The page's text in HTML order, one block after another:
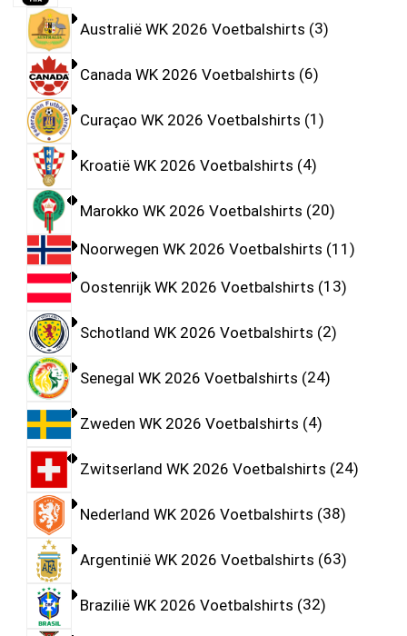
Australië WK 2026 Voetbalshirts 3
Canada WK 2026 Voetbalshirts 6
Curaçao WK 2026 Voetbalshirts 1
Kroatië WK 2026 Voetbalshirts 4
Marokko WK 2026 Voetbalshirts 20
Noorwegen WK 2026 Voetbalshirts 11
Oostenrijk WK 2026 Voetbalshirts 13
Schotland WK 2026 Voetbalshirts 2
Senegal WK 2026 Voetbalshirts 24
Zweden WK 2026 Voetbalshirts 4
Zwitserland WK 2026 Voetbalshirts 24
Nederland WK 2026 Voetbalshirts 38
Argentinië WK 2026 Voetbalshirts 63
Brazilië WK 2026 Voetbalshirts 32